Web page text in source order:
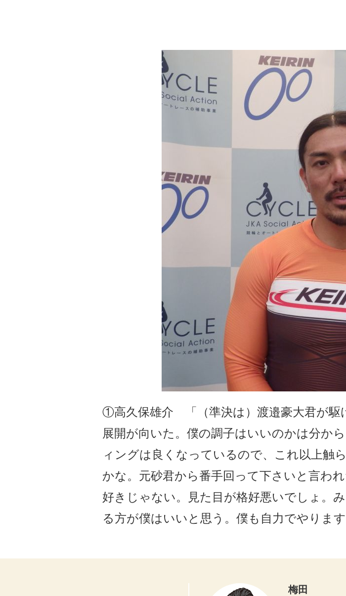
①高久保雄介 「（準決は）渡邉豪大君が駆
展開が向いた。僕の調子はいいのかは分か
ィングは良くなっているので、これ以上触
かな。元砂君から番手回って下さいと言わ
好きじゃない。見た目が格好悪いでしょ。
る方が僕はいいと思う。僕も自力でやります
梅田